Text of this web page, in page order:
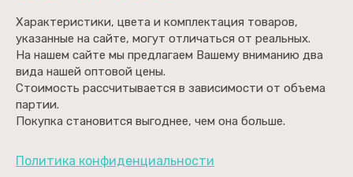
Характеристики, цвета и комплектация товаров,
указанные на сайте, могут отличаться от реальных.
На нашем сайте мы предлагаем Вашему вниманию два
вида нашей оптовой цены.
Стоимость рассчитывается в зависимости от объема
партии.
Покупка становится выгоднее, чем она больше.
Политика конфиденциальности